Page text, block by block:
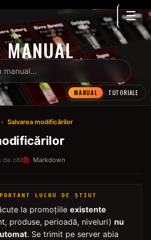
☰
MANUAL
MANUAL TUTORIALE
› Salvarea modificărilor
de citit Markdown
LUCRU DE ȘTIUT
la promoțiile existente
produse, perioadă, niveluri) nu
. Se trimit pe server abia